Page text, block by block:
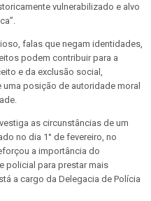
vulnerabilizado e alvo
falas que negam identidades,
podem contribuir para a
e da exclusão social,
posição de autoridade moral
as circunstâncias de um
no dia 1° de fevereiro, no
a importância do
policial para prestar mais
a cargo da Delegacia de Polícia